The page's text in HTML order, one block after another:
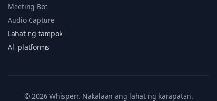
Meeting Bot
Audio Capture
Lahat ng tampok
All platforms
© 2026 Whisperr. Nakalaan ang lahat ng karapatan.